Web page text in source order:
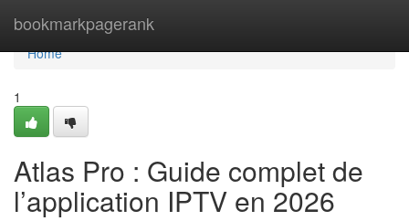
bookmarkpagerank
Home
Home
1
Atlas Pro : Guide complet de
l’application IPTV en 2026